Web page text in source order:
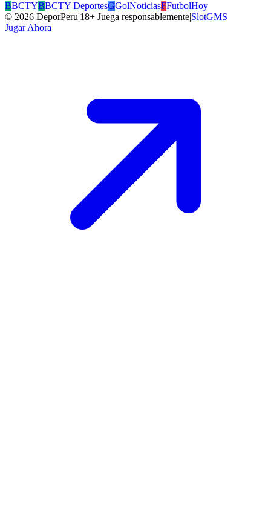
BBCTYBBCTY DeportesGGolNoticiasFFutbolHoy
© 2026 DeporPeru|18+ Juega responsablemente|SlotGMS
Jugar Ahora